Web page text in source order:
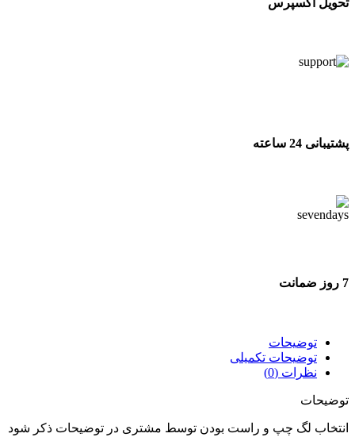
تحویل اکسپرس
پشتیبانی 24 ساعته
7 روز ضمانت
توضیحات
توضیحات تکمیلی
نظرات (0)
توضیحات
انتخاب لگ چپ و راست بودن توسط مشتری در توضیحات ذکر شود